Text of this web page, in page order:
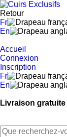
Retour
Fr
En
Accueil
Connexion
Inscription
Fr
En
Livraison gratuite